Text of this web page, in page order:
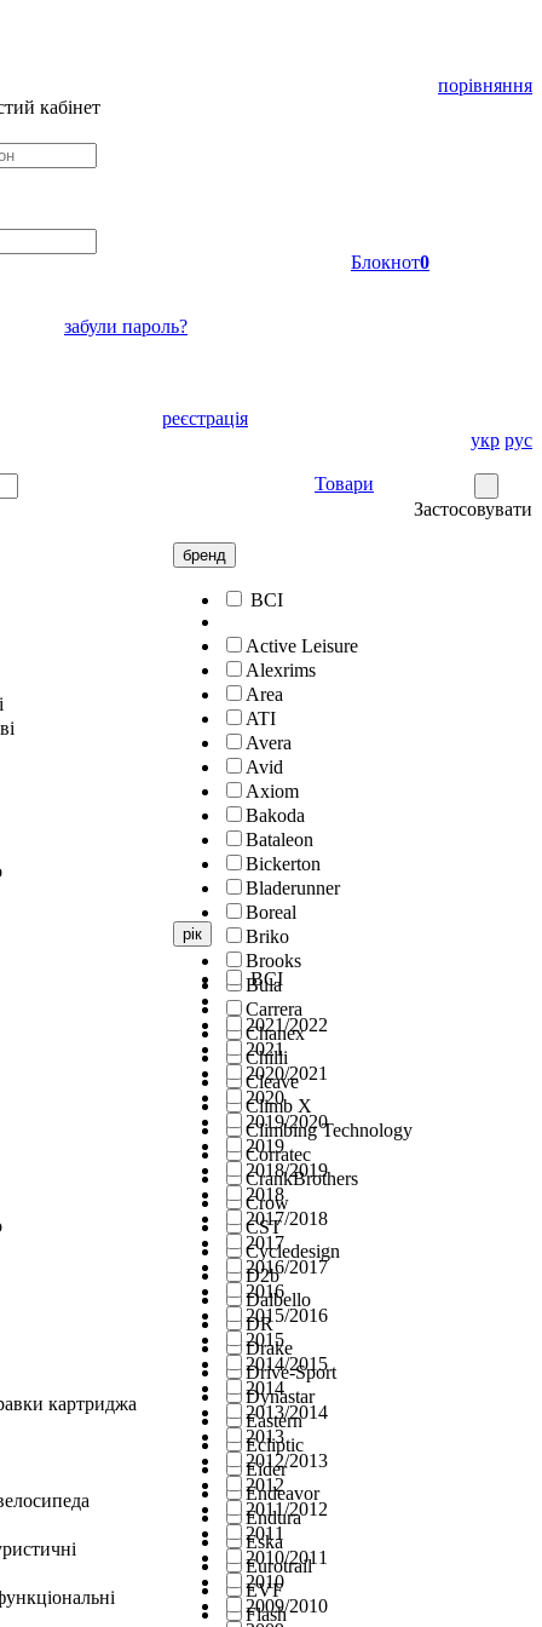
порівняння
кабінет
забули пароль?
реєстрація
Блокнот0
укр рус
Товари
Застосовувати
бренд
ВСІ
Active Leisure
Alexrims
Area
ATI
Avera
Avid
Axiom
Bakoda
Bataleon
Bickerton
Bladerunner
Boreal
Briko
Brooks
Bula
Carrera
Chanex
Chilli
Cleave
Climb X
Climbing Technology
Corratec
CrankBrothers
Crow
CST
Cycledesign
D2b
Dalbello
DR
Drake
Drive-Sport
Dynastar
Eastern
Ecliptic
Eider
Endeavor
Endura
Eska
Eurotrail
EVF
Flash
рік
ВСІ
2021/2022
2021
2020/2021
2020
2019/2020
2019
2018/2019
2018
2017/2018
2017
2016/2017
2016
2015/2016
2015
2014/2015
2014
2013/2014
2013
2012/2013
2012
2011/2012
2011
2010/2011
2010
2009/2010
картриджа